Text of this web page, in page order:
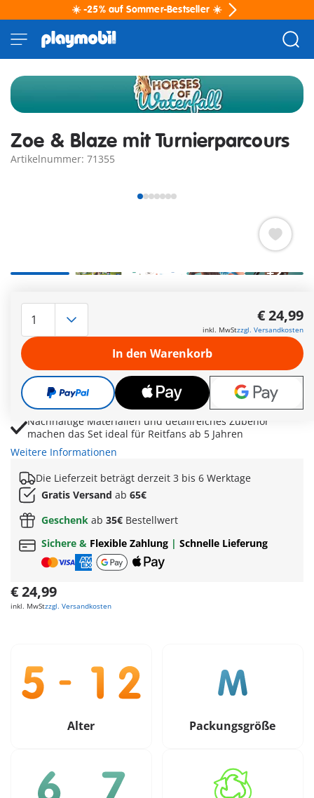
☀️ -25% auf Sommer-Bestseller ☀️
Zoe & Blaze mit Turnierparcours
Artikelnummer: 71355
+2
Kämmbare Mähne und Schweif lassen sich mit
Haarspangen individuell stylen
Softstangen und Kegel sorgen für realistisches
Springtraining und kreative Turnierszenen
Sattel, Zügel und Apfel als Belohnung ergänzen den
authentischen Reitspielspaß
Nachhaltige Materialien und detailreiches Zubehör
machen das Set ideal für Reitfans ab 5 Jahren
Weitere Informationen
Die Lieferzeit beträgt derzeit 3 bis 6 Werktage
Gratis Versand ab 65€
Geschenk ab 35€ Bestellwert
Sichere & Flexible Zahlung | Schnelle Lieferung
€ 24,99
inkl. MwStzzgl. Versandkosten
€ 24,99
inkl. MwStzzgl. Versandkosten
In den Warenkorb
Alter Packungsgröße